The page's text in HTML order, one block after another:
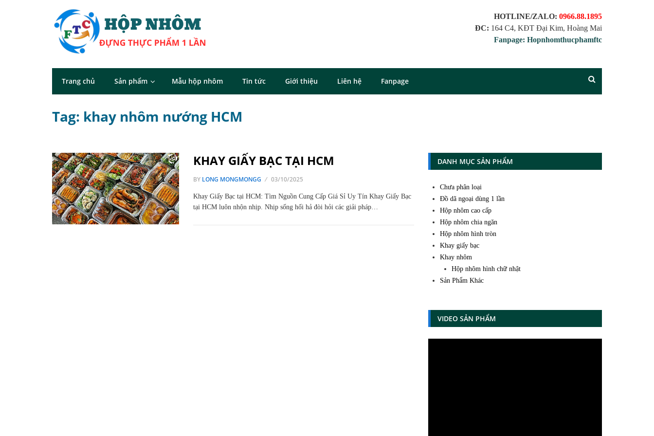
HOTLINE/ZALO: 0966.88.1895
ĐC: 164 C4, KĐT Đại Kim, Hoàng Mai
Fanpage: Hopnhomthucphamftc
Trang chủ Sản phẩm Mẫu hộp nhôm Tin tức Giới thiệu Liên hệ Fanpage
Tag: khay nhôm nướng HCM
KHAY GIẤY BẠC TẠI HCM
BY LONG MONGMONGG 03/10/2025
Khay Giấy Bạc tại HCM: Tìm Nguồn Cung Cấp Giá Sỉ Uy Tín Khay Giấy Bạc
tại HCM luôn nhộn nhịp. Nhịp sống hối hả đòi hỏi các giải pháp…
DANH MỤC SẢN PHẨM
Chưa phân loại
Đồ dã ngoại dùng 1 lần
Hộp nhôm cao cấp
Hộp nhôm chia ngăn
Hộp nhôm hình tròn
Khay giấy bạc
Khay nhôm
Hộp nhôm hình chữ nhật
Sản Phẩm Khác
VIDEO SẢN PHẨM